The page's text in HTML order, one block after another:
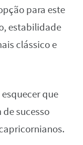
para este
estabilidade
clássico e
que
sucesso